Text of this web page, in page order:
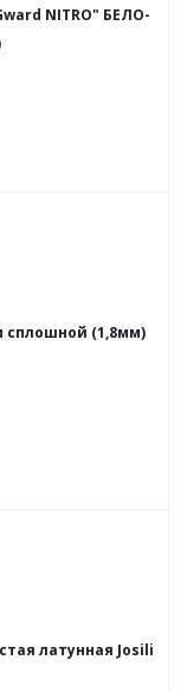
NITRO" БЕЛО-
сплошной (1,8мм)
латунная Josili